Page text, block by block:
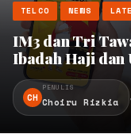
TELCO NEWS
IM3 dan Tri
Ibadah Haji dan
CH
PENULIS
Choiru Rizkia